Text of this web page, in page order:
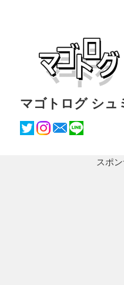
マゴトログ シュ
スポ